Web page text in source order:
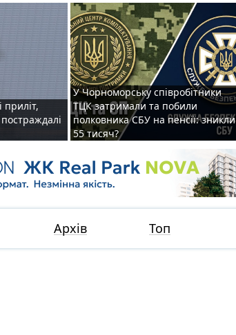
приліт,
У Чорноморську співробітники
ТЦК затримали та побили
полковника СБУ на пенсії: зникли
55 тисяч?
Архів Топ